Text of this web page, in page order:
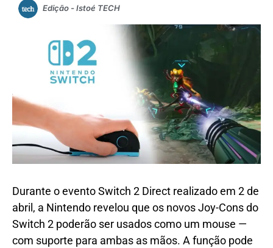
Edição - Istoé TECH
Durante o evento Switch 2 Direct realizado em 2 de
abril, a Nintendo revelou que os novos Joy-Cons do
Switch 2 poderão ser usados como um mouse —
com suporte para ambas as mãos. A função pode